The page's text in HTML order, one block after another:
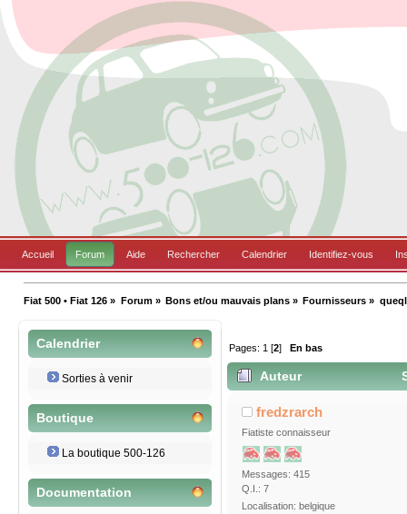
Accueil Forum Aide Rechercher Calendrier Identifiez-vous
Fiat 500 • Fiat 126 » Forum» Bons et/ou mauvais plans» Fournisseurs »
Calendrier
Sorties à venir
Boutique
La boutique 500-126
Documentation
Pages: 1 [2] En bas
Auteur
fredzrarch
Fiatiste connaisseur
Messages: 415
Q.I.: 7
Localisation: belgique